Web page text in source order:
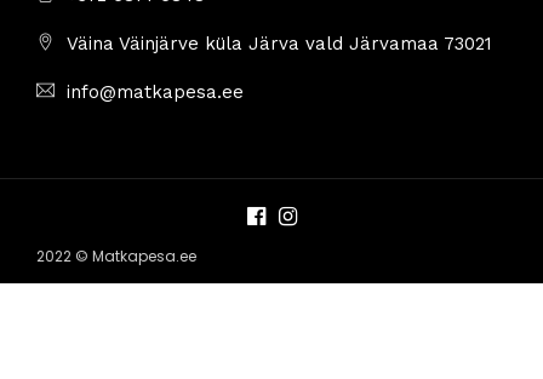
Väina Väinjärve küla Järva vald Järvamaa 73021
info@matkapesa.ee
2022 © Matkapesa.ee